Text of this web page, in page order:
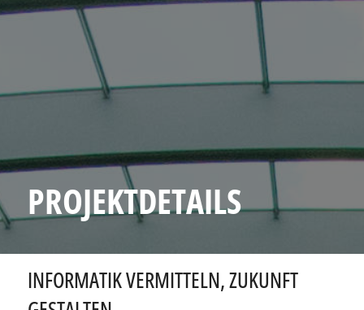
PROJEKTDETAILS
INFORMATIK VERMITTELN, ZUKUNFT